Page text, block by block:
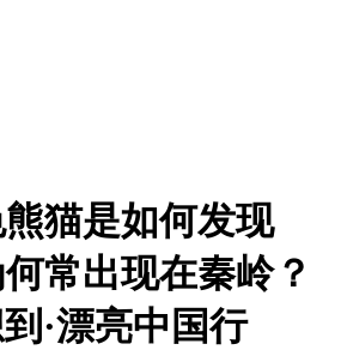
猫是如何发现
常出现在秦岭？
到·漂亮中国行